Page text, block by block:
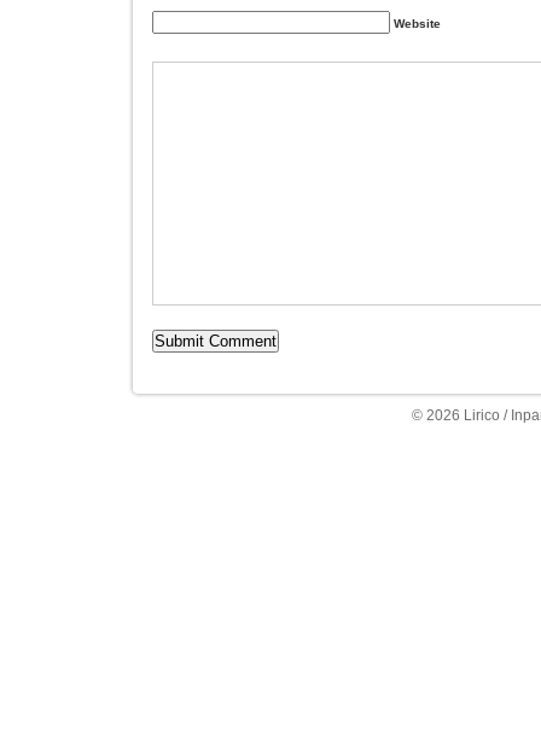
Website
© 2026 Lirico /